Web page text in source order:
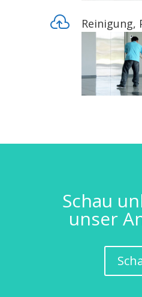
 Reinigung,
Schau
unser